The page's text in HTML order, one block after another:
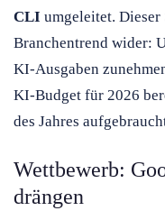
CLI umgeleitet.
Branchentrend wider:
KI-Ausgaben
KI-Budget für 2026
des Jahres
Wettbewerb:
drängen